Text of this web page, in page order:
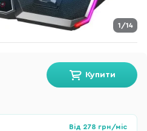
1/14
Купити
Від 278 грн/міс